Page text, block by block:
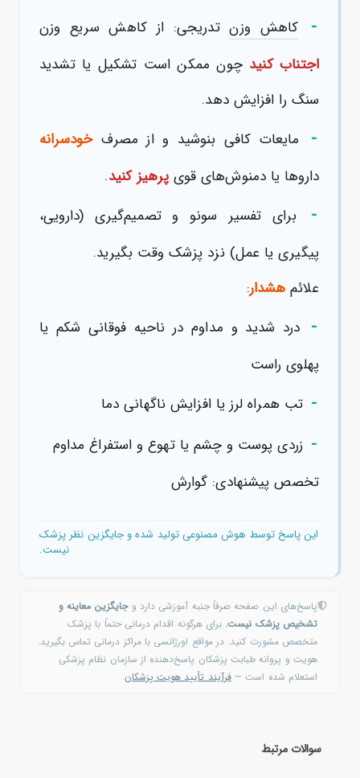
- کاهش وزنتدریجی: از کاهش سریع وزن
اجتناب کنید چون ممکن است تشکیل یا تشدید
سنگ را افزایش دهد.
- مایعات کافی بنوشید و از مصرفخودسرانه
داروها یا دمنوش‌های قویپرهیز کنید.
-
برای تفسیر سونو و تصمیم‌گیری (دارویی،
پیگیری یا عمل) نزد پزشک وقت بگیرید.
علائم هشدار:
- درد شدید و مداوم در ناحیه فوقانی شکم یا
پهلوی راست
- تب همراه لرز یا افزایش ناگهانی دما
- زردی پوست و چشم یا تهوع و استفراغ مداوم
تخصص پیشنهادی: گوارش
این پاسخ توسط هوش مصنوعی تولید شده و جایگزین نظر پزشک
نیست.
پاسخ‌های این صفحه صرفاً جنبه آموزشی دارد وجایگزین معاینه و
تشخیص پزشک نیست. برای هرگونه اقدام درمانی حتماً با پزشک
متخصص مشورت کنید. در مواقع اورژانسی با مراکز درمانی تماس بگیرید.
هویت و پروانه طبابت پزشکان پاسخ‌دهنده از سازمان نظام پزشکی
استعلام شده است —فرآیند تأیید هویت پزشکان.
سوالات مرتبط